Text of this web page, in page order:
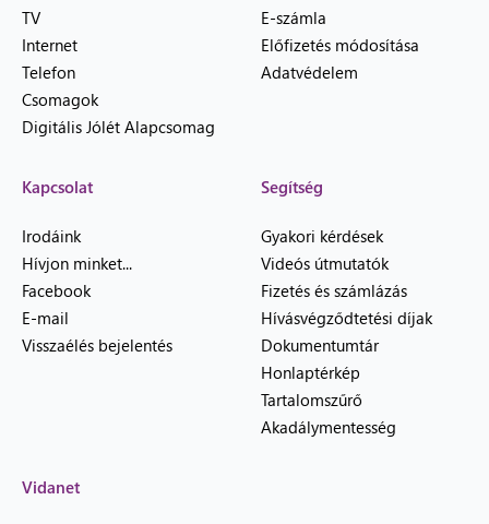
TV
Internet
Telefon
Csomagok
Digitális Jólét Alapcsomag
E-számla
Előfizetés módosítása
Adatvédelem
Kapcsolat
Irodáink
Hívjon minket...
Facebook
E-mail
Visszaélés bejelentés
Segítség
Gyakori kérdések
Videós útmutatók
Fizetés és számlázás
Hívásvégződtetési díjak
Dokumentumtár
Honlaptérkép
Tartalomszűrő
Akadálymentesség
Vidanet